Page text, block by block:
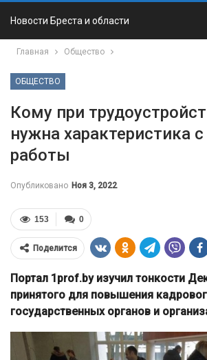
Новости Бреста и области
Главная Общество
ОБЩЕСТВО
Кому при
нужна характеристика
работы
Опубликовано Ноя 3, 2022
0
153
Поделится
Портал 1prof.by изучил тонкости
принятого для повышения
государственных органов и